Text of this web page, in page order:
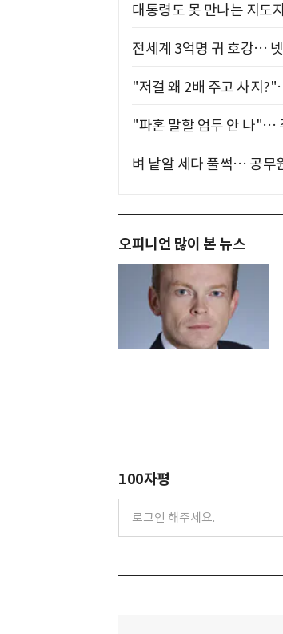
대통령도 못 만나는 지도
전세계 3억명 귀 호강…
"저걸 왜 2배 주고 사지
"파혼 말할 엄두 안 나"…
벼 낱알 세다 풀썩… 공무
오피니언 많이 본 뉴스
100자평